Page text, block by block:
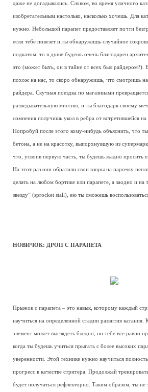
даже не догадывались. Словом, во время уличного
изобретательным настолько, насколько хочешь. Для
нужно. Небольшой парапет предоставляет почти
если тебе повезет и ты обнаружишь случайное
подкатом, то в душе будешь очень благодарен
это (может быть, он в тайне от всех был райдером?).
похож на нас, то скоро обнаружишь, что смотришь на
райдера. Скучная поездка по магазинами
разведывательную миссию, и ты благодаря своему
сомнения получишь укол в ребра от встретившейся на
Попробуй после этого кому-нибудь объяснить, что
бетона, а не на красотку, выпорхнувшую из
что, усвоив первую часть, ты будешь жадно просить
На этот раз они обратили свои взоры на парочку
делать на любом бортике или парапете, а заодно и на
звезду” (sprocket stall), ею ты сможешь
НОВИЧОК: ДРОП С ПАРАПЕТА
Прыжок с парапета – это навык, которому каждый
научиться на определенной стадии развития катания.
элемент может выглядеть бледно, но тебе все равно
когда ты будешь учиться прыгать с более высоких
уверенности. Этой технике нужно научиться
прогресс в качестве стритера. Продолжай
будет получаться рефлекторно. Таким образом, ты не